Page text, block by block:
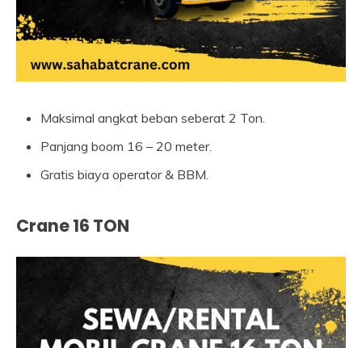
Maksimal angkat beban seberat 2 Ton.
Panjang boom 16 – 20 meter.
Gratis biaya operator & BBM.
Crane 16 TON